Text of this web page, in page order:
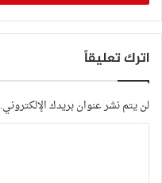
اترك تعليقاً
لن يتم نشر عنوان بريدك الإلكتروني.